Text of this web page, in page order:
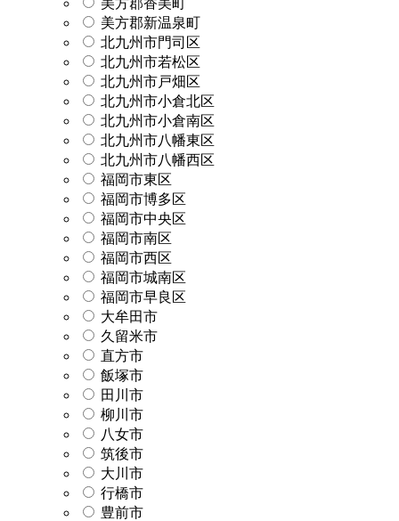
美方郡新温泉町
北九州市門司区
北九州市若松区
北九州市戸畑区
北九州市小倉北区
北九州市小倉南区
北九州市八幡東区
北九州市八幡西区
福岡市東区
福岡市博多区
福岡市中央区
福岡市南区
福岡市西区
福岡市城南区
福岡市早良区
大牟田市
久留米市
直方市
飯塚市
田川市
柳川市
八女市
筑後市
大川市
行橋市
豊前市